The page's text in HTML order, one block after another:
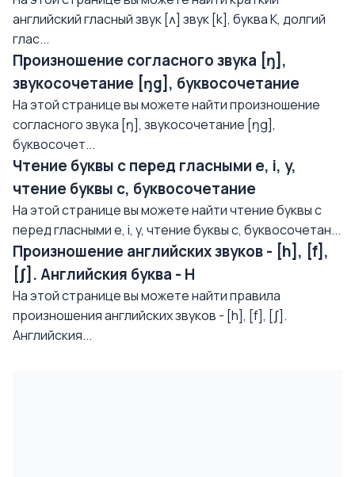
английский гласный звук [ʌ] звук [k], буква K, долгий
глас...
Произношение согласного звука [ŋ],
звукосочетание [ŋg], буквосочетание
На этой странице вы можете найти произношение
согласного звука [ŋ], звукосочетание [ŋg],
буквосочет...
Чтение буквы с перед гласными e, i, y,
чтение буквы с, буквосочетание
На этой странице вы можете найти чтение буквы с
перед гласными e, i, y, чтение буквы с, буквосочетан...
Произношение английских звуков - [h], [f],
[ʃ]. Английския буква - H
На этой странице вы можете найти правила
произношения английских звуков - [h], [f], [ʃ].
Английския...